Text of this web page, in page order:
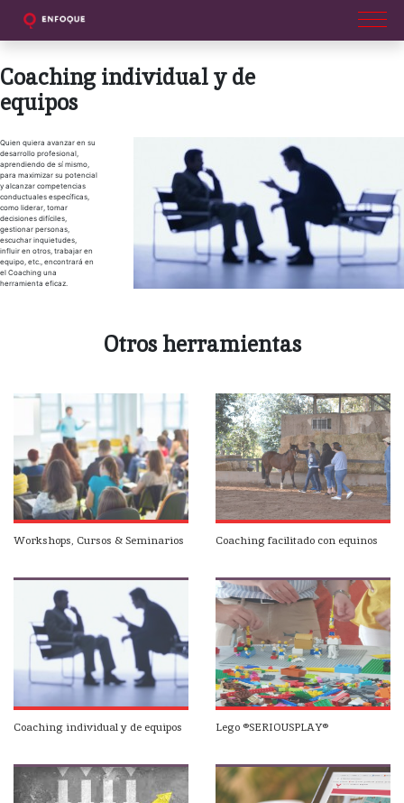
Coaching individual y de
equipos
Quien quiera avanzar en su
desarrollo profesional,
aprendiendo de sí mismo,
para maximizar su potencial
y alcanzar competencias
conductuales específicas,
como liderar, tomar
decisiones difíciles,
gestionar personas,
escuchar inquietudes,
influir en otros, trabajar en
equipo, etc., encontrará en
el Coaching una
herramienta eficaz.
Otros herramientas
Workshops, Cursos & Seminarios Coaching facilitado con equinos
Coaching individual y de equipos Lego ®SERIOUSPLAY®